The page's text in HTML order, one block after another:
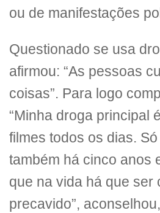
ou de manifestações
Questionado se usa
afirmou: “As pessoas
coisas”. Para logo
“Minha droga principal
filmes todos os dias.
também há cinco anos
que na vida há que ser
precavido”,